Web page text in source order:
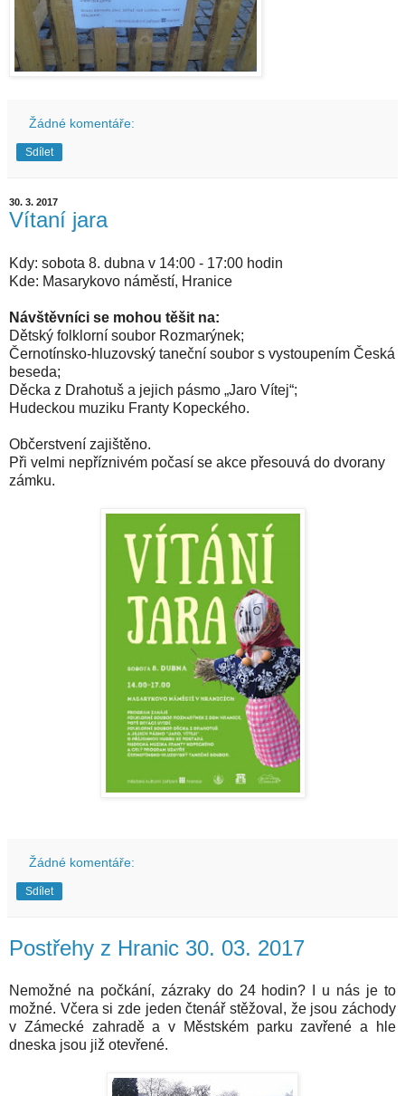
Žádné komentáře:
Sdílet
30. 3. 2017
Vítaní jara
Kdy: sobota 8. dubna v 14:00 - 17:00 hodin
Kde: Masarykovo náměstí, Hranice
Návštěvníci se mohou těšit na:
Dětský folklorní soubor Rozmarýnek;
Černotínsko-hluzovský taneční soubor s vystoupením Česká
beseda;
Děcka z Drahotuš a jejich pásmo „Jaro Vítej“;
Hudeckou muziku Franty Kopeckého.
Občerstvení zajištěno.
Při velmi nepříznivém počasí se akce přesouvá do dvorany
zámku.
Žádné komentáře:
Sdílet
Postřehy z Hranic 30. 03. 2017
Nemožné na počkání, zázraky do 24 hodin? I u nás je to
možné. Včera si zde jeden čtenář stěžoval, že jsou záchody
v Zámecké zahradě a v Městském parku zavřené a hle
dneska jsou již otevřené.